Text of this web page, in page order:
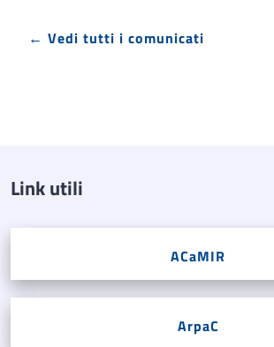
← Vedi tutti i comunicati
Link utili
ACaMIR
ArpaC